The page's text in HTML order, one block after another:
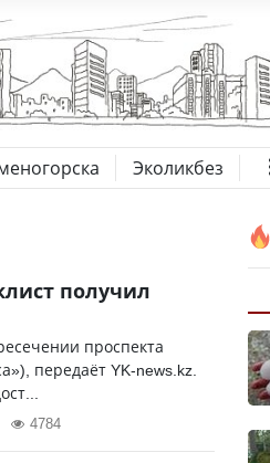
Эколикбез
получил
проспекта
передаёт YK-news.kz.
4784